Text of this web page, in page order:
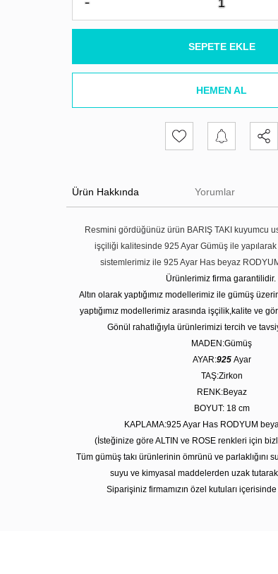
SEPETE EKLE
HEMEN AL
Ürün Hakkında Yorumlar
Resmini gördüğünüz ürün BARIŞ TAKI kuyumcu
işçiliği kalitesinde 925 Ayar Gümüş ile
sistemlerimiz ile 925 Ayar Has beyaz
Ürünlerimiz firma garantilidir.
Altın olarak yaptığımız modellerimiz ile gümüş
yaptığımız modellerimiz arasında işçilik,kalite ve
Gönül rahatlığıyla ürünlerimizi tercih ve
MADEN:Gümüş
AYAR:925 Ayar
TAŞ:Zirkon
RENK:Beyaz
BOYUT: 18 cm
KAPLAMA:925 Ayar Has RODYUM
(İsteğinize göre ALTIN ve ROSE renkleri için
Tüm gümüş takı ürünlerinin ömrünü ve parlaklığını
suyu ve kimyasal maddelerden uzak
Siparişiniz firmamızın özel kutuları